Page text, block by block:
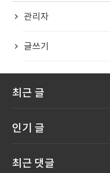
관리자
글쓰기
최근 글
인기 글
최근 댓글